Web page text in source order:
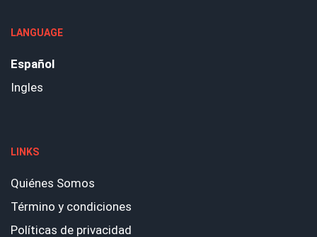
LANGUAGE
Español
Ingles
LINKS
Quiénes Somos
Término y condiciones
Políticas de privacidad